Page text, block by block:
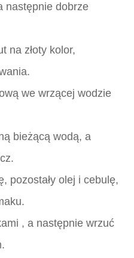
następnie dobrze
na złoty kolor,
we wrzącej wodzie
bieżącą wodą, a
pozostały olej i cebulę,
, a następnie wrzuć